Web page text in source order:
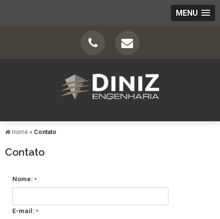
MENU
Home » Contato
Contato
Nome: *
E-mail: *